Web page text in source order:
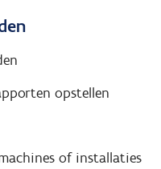
opstellen
of installaties